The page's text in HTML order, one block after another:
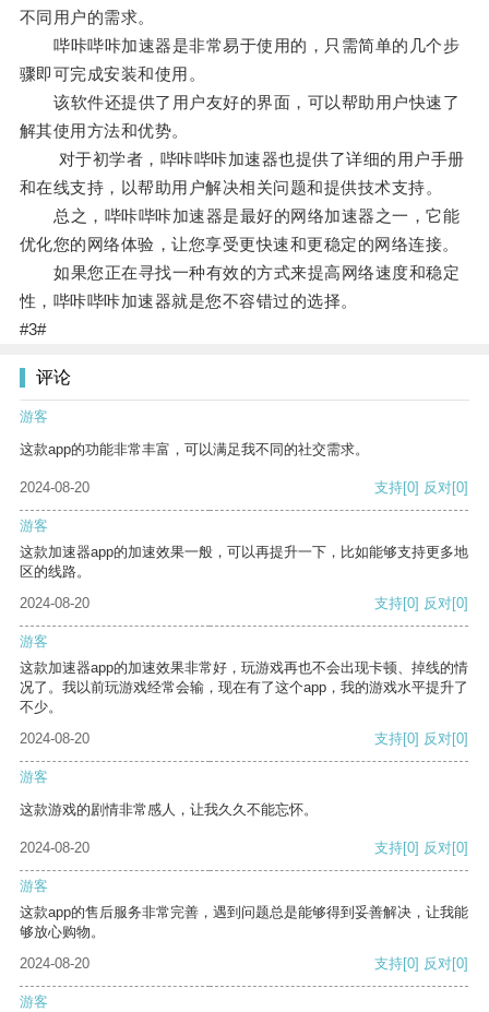
不同用户的需求。
哔咔哔咔加速器是非常易于使用的，只需简单的几个步
骤即可完成安装和使用。
该软件还提供了用户友好的界面，可以帮助用户快速了
解其使用方法和优势。
对于初学者，哔咔哔咔加速器也提供了详细的用户手册
和在线支持，以帮助用户解决相关问题和提供技术支持。
总之，哔咔哔咔加速器是最好的网络加速器之一，它能
优化您的网络体验，让您享受更快速和更稳定的网络连接。
如果您正在寻找一种有效的方式来提高网络速度和稳定
性，哔咔哔咔加速器就是您不容错过的选择。
#3#
评论
游客
这款app的功能非常丰富，可以满足我不同的社交需求。
2024-08-20 支持[0] 反对[0]
游客
这款加速器app的加速效果一般，可以再提升一下，比如能够支持更多地
区的线路。
2024-08-20
支持[0] 反对[0]
游客
这款加速器app的加速效果非常好，玩游戏再也不会出现卡顿、掉线的情
况了。我以前玩游戏经常会输，现在有了这个app，我的游戏水平提升了
不少。
2024-08-20
支持[0] 反对[0]
游客
这款游戏的剧情非常感人，让我久久不能忘怀。
2024-08-20 支持[0] 反对[0]
游客
这款app的售后服务非常完善，遇到问题总是能够得到妥善解决，让我能
够放心购物。
2024-08-20
支持[0] 反对[0]
游客